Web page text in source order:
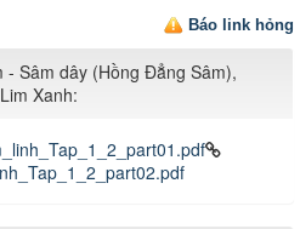
Báo link hỏng
- Sâm dây (Hồng Đẳng Sâm),
Xanh: